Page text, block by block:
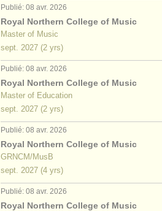
Publié: 08 avr. 2026
Royal Northern College of Music
Master of Music
sept. 2027 (2 yrs)
Publié: 08 avr. 2026
Royal Northern College of Music
Master of Education
sept. 2027 (2 yrs)
Publié: 08 avr. 2026
Royal Northern College of Music
GRNCM/MusB
sept. 2027 (4 yrs)
Publié: 08 avr. 2026
Royal Northern College of Music